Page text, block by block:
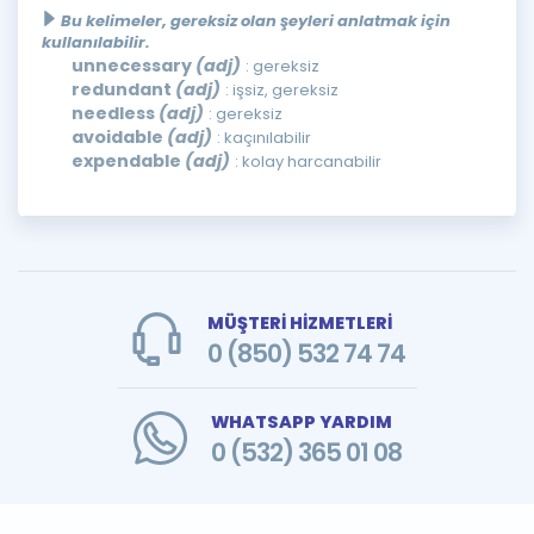
Bu kelimeler, gereksiz olan şeyleri anlatmak için
kullanılabilir.
unnecessary (adj) : gereksiz
redundant (adj) : işsiz, gereksiz
needless (adj) : gereksiz
avoidable (adj) : kaçınılabilir
expendable (adj) : kolay harcanabilir
MÜŞTERİ HİZMETLERİ
0 (850) 532 74 74
WHATSAPP YARDIM
0 (532) 365 01 08